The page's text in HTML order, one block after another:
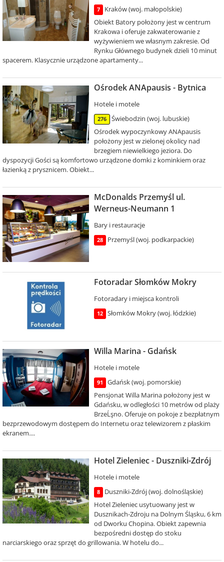
7
Kraków (woj. małopolskie)
Obiekt Batory położony jest w centrum
Krakowa i oferuje zakwaterowanie z
wyżywieniem we własnym zakresie. Od
Rynku Głównego budynek dzieli 10 minut
spacerem. Klasycznie urządzone apartamenty...
Ośrodek ANApausis - Bytnica
Hotele i motele
276
Świebodzin (woj. lubuskie)
Ośrodek wypoczynkowy ANApausis
położony jest w zielonej okolicy nad
brzegiem niewielkiego jeziora. Do
dyspozycji Gości są komfortowo urządzone domki z kominkiem oraz
łazienką z prysznicem. Obiekt...
McDonalds Przemyśl ul.
Werneus-Neumann 1
Bary i restauracje
28 Przemyśl (woj. podkarpackie)
Fotoradar Słomków Mokry
Fotoradary i miejsca kontroli
12 Słomków Mokry (woj. łódzkie)
Willa Marina - Gdańsk
Hotele i motele
91
Gdańsk (woj. pomorskie)
Pensjonat Willa Marina położony jest w
Gdańsku, w odległości 10 metrów od plaży
BrzeĹşno. Oferuje on pokoje z bezpłatnym
bezprzewodowym dostępem do Internetu oraz telewizorem z płaskim
ekranem....
Hotel Zieleniec - Duszniki-Zdrój
Hotele i motele
8
Duszniki-Zdrój (woj. dolnośląskie)
Hotel Zieleniec usytuowany jest w
Dusznikach-Zdroju na Dolnym Śląsku, 6 km
od Dworku Chopina. Obiekt zapewnia
bezpośredni dostęp do stoku
narciarskiego oraz sprzęt do grillowania. W hotelu do...